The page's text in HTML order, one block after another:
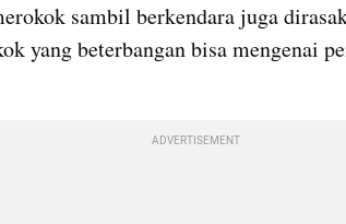
sambil berkendara juga
yang beterbangan bisa mengenai
ADVERTISEMENT